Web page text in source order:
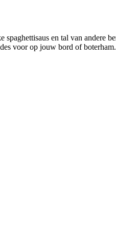
en tal van andere
voor op jouw bord of boterham.